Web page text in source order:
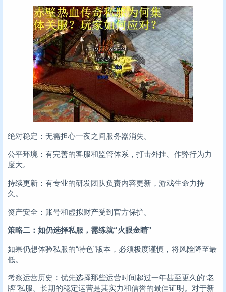
绝对稳定：无需担心一夜之间服务器消失。
公平环境：有完善的客服和监管体系，打击外挂、作弊行为力
度大。
持续更新：有专业的研发团队负责内容更新，游戏生命力持
久。
资产安全：账号和虚拟财产受到官方保护。
策略二：如仍选择私服，需练就“火眼金睛”
如果仍想体验私服的“特色”版本，必须极度谨慎，将风险降至最
低。
考察运营历史：优先选择那些运营时间超过一年甚至更久的“老
牌”私服。长期的稳定运营是其实力和信誉的最佳证明。对于新